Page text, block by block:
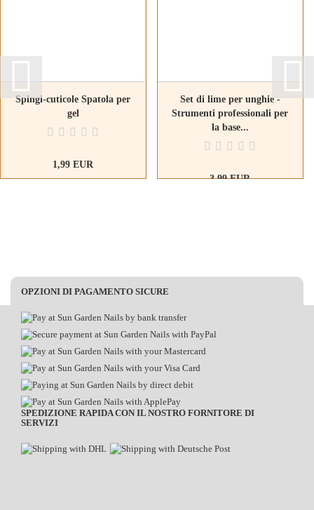
Spingi-cuticole Spatola per
gel
1,99 EUR
Set di lime per unghie -
Strumenti professionali per
la base...
3,99 EUR
OPZIONI DI PAGAMENTO SICURE
SPEDIZIONE RAPIDA CON IL NOSTRO FORNITORE DI
SERVIZI